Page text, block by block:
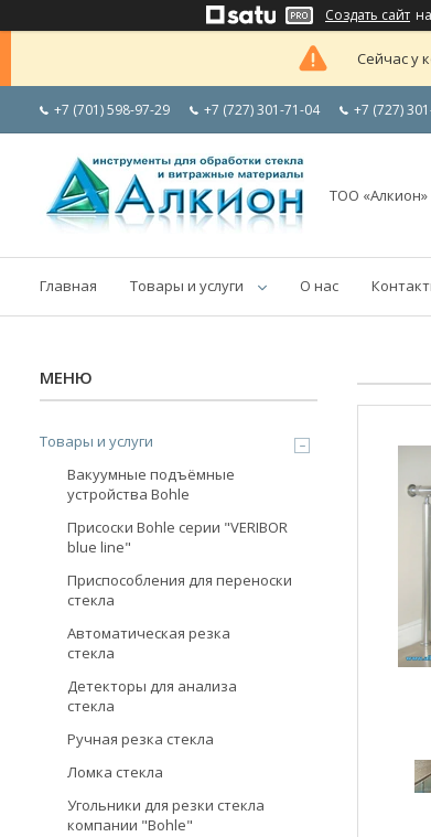
Создать сайт
Сейчас у
+7 (701) 598-97-29 +7 (727) 301-71-04 +7 (727)
ТОО «Алкион»
Главная Товары и услуги О нас
Товары и услуги
Вакуумные подъёмные
устройства Bohle
Присоски Bohle серии "VERIBOR
blue line"
Приспособления для переноски
стекла
Автоматическая резка
стекла
Детекторы для анализа
стекла
Ручная резка стекла
Ломка стекла
Угольники для резки стекла
компании "Bohle"